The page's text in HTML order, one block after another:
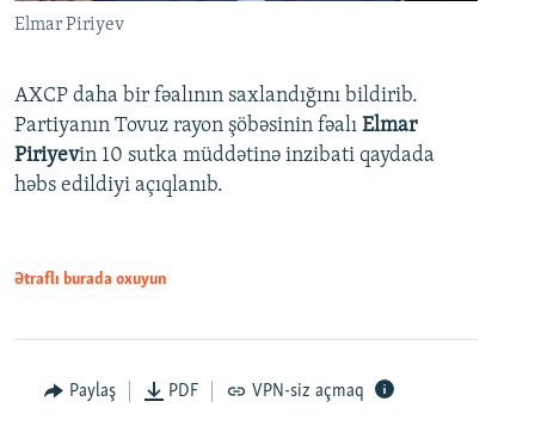
Elmar Piriyev
AXCP daha bir fəalının saxlandığını bildirib.
Partiyanın Tovuz rayon şöbəsinin fəalı Elmar
Piriyevin 10 sutka müddətinə inzibati qaydada
həbs edildiyi açıqlanıb.
Ətraflı burada oxuyun
Paylaş PDF VPN-siz açmaq